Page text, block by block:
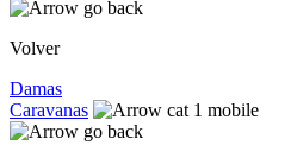
Volver
Damas
Caravanas